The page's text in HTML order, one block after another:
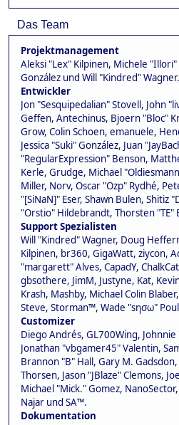
Das Team
Projektmanagement
Aleksi "Lex" Kilpinen, Michele "Illori"
González und Will "Kindred" Wagner.
Entwickler
Jon "Sesquipedalian" Stovell, John
Geffen, Antechinus, Bjoern "Bloc"
Grow, Colin Schoen, emanuele,
Jessica "Suki" González, Juan
"RegularExpression" Benson,
Kerle, Grudge, Michael
Miller, Norv, Oscar "Ozp" Rydhé,
"[SiNaN]" Eser, Shawn Bulen, Shitiz
"Orstio" Hildebrandt, Thorsten "TE"
Support Spezialisten
Will "Kindred" Wagner, Doug
Kilpinen, br360, GigaWatt, ziycon,
"margarett" Alves, CapadY,
gbsothere, JimM, Justyne, Kat,
Krash, Mashby, Michael Colin
Steve, Storman™, Wade "sησω"
Customizer
Diego Andrés, GL700Wing,
Jonathan "vbgamer45" Valentin,
Brannon "B" Hall, Gary M.
Thorsen, Jason "JBlaze" Clemons,
Michael "Mick." Gomez,
Najar und SA™.
Dokumentation